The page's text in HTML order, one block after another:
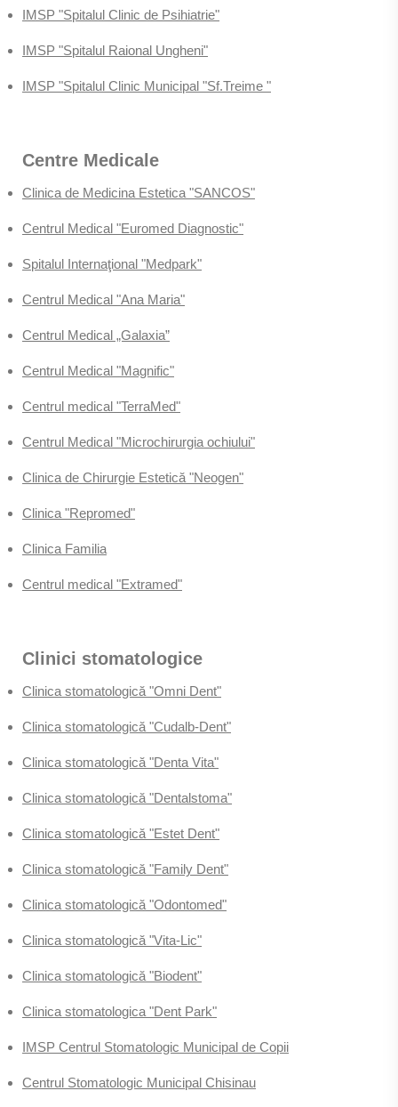
IMSP "Spitalul Clinic de Psihiatrie"
IMSP "Spitalul Raional Ungheni"
IMSP "Spitalul Clinic Municipal "Sf.Treime "
Centre Medicale
Clinica de Medicina Estetica "SANCOS"
Centrul Medical "Euromed Diagnostic"
Spitalul Internaţional "Medpark"
Centrul Medical "Ana Maria"
Centrul Medical „Galaxia”
Centrul Medical "Magnific"
Centrul medical "TerraMed"
Centrul Medical "Microchirurgia ochiului"
Clinica de Chirurgie Estetică "Neogen"
Clinica "Repromed"
Clinica Familia
Centrul medical "Extramed"
Clinici stomatologice
Clinica stomatologică "Omni Dent"
Clinica stomatologică "Cudalb-Dent"
Clinica stomatologică "Denta Vita"
Clinica stomatologică "Dentalstoma"
Clinica stomatologică "Estet Dent"
Clinica stomatologică "Family Dent"
Clinica stomatologică "Odontomed"
Clinica stomatologică "Vita-Lic"
Clinica stomatologică "Biodent"
Clinica stomatologica "Dent Park"
IMSP Centrul Stomatologic Municipal de Copii
Centrul Stomatologic Municipal Chisinau